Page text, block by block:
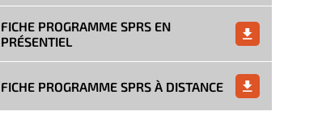
FICHE PROGRAMME SPRS EN
PRÉSENTIEL
FICHE PROGRAMME SPRS À DISTANCE